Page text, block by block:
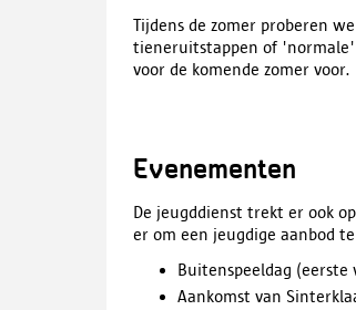
Tijdens de zomer proberen
tieneruitstappen of 'normale'
voor de komende zomer voor.
Evenementen
De jeugddienst trekt er ook
er om een jeugdige aanbod
Buitenspeeldag (eerste
Aankomst van